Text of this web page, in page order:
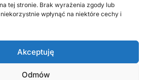
tej stronie. Brak wyrażenia zgody lub
wpłynąć na niektóre cechy i
Akceptuję
Odmów